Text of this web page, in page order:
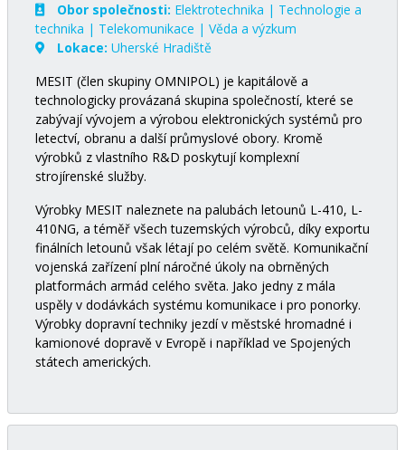
Obor společnosti: Elektrotechnika | Technologie a
technika | Telekomunikace | Věda a výzkum
Lokace: Uherské Hradiště
MESIT (člen skupiny OMNIPOL) je kapitálově a
technologicky provázaná skupina společností, které se
zabývají vývojem a výrobou elektronických systémů pro
letectví, obranu a další průmyslové obory. Kromě
výrobků z vlastního R&D poskytují komplexní
strojírenské služby.
Výrobky MESIT naleznete na palubách letounů L-410, L-
410NG, a téměř všech tuzemských výrobců, díky exportu
finálních letounů však létají po celém světě. Komunikační
vojenská zařízení plní náročné úkoly na obrněných
platformách armád celého světa. Jako jedny z mála
uspěly v dodávkách systému komunikace i pro ponorky.
Výrobky dopravní techniky jezdí v městské hromadné i
kamionové dopravě v Evropě i například ve Spojených
státech amerických.